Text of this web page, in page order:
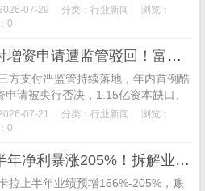
卡套现，涉案高达52亿，13人落网获
行卡托管代还违法风险。
07-29 分类： 行业新闻
浏览：
0
酷宝支付增资申请遭监管驳回！富友支付港股IPO招股书再度失效，第三方支付行业严监管信号明确
方支付严监管持续落地，年内首例酷
申请被央行否决，1.15亿资本缺口、
股权乱象成核心症结，年底牌照续展
同时富友支付港股IPO招股书再度失
淘汰新格局。
07-21 分类： 行业新闻
浏览：
0
拉卡拉半年净利暴涨205%！拆解业绩虚高真相，主业与SaaS短板凸显
拉上半年业绩预增166%-205%，账